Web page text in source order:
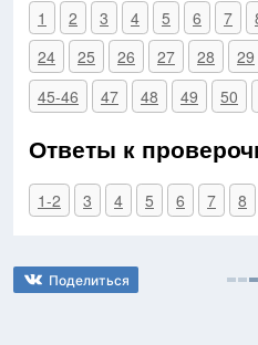
1 2 3 4 5 6 7
24
25 26 27 28 29
45-46
47 48 49 50
Ответы к
1-2 3 4 5 6 7 8
Поделиться